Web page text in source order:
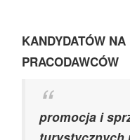
KANDYDATÓW
PRACODAWCÓW
promocja i